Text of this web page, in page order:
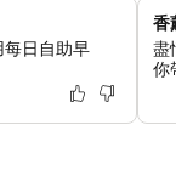
日自助早
香
盡
你